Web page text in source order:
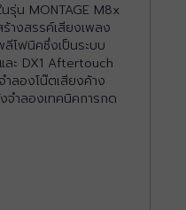
รุ่น MONTAGE M8x
างสรรค์เสียงเพลง
ฟนิคซึ่งเป็นระบบ
ละ DX1 Aftertouch
ำลองโน๊ตเสียงค้าง
จำลองเทคนิคการกด